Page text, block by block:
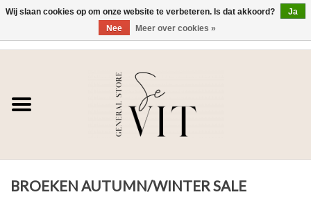
SE VIT
HEREN
BROEKEN AUTUMN/WINTER SALE
Wij slaan cookies op om onze website te verbeteren. Is dat akkoord?
Ja
Nee
Meer over cookies »